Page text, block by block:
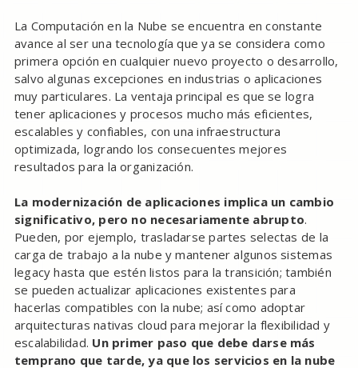
La Computación en la Nube se encuentra en constante
avance al ser una tecnología que ya se considera como
primera opción en cualquier nuevo proyecto o desarrollo,
salvo algunas excepciones en industrias o aplicaciones
muy particulares. La ventaja principal es que se logra
tener aplicaciones y procesos mucho más eficientes,
escalables y confiables, con una infraestructura
optimizada, logrando los consecuentes mejores
resultados para la organización.
La modernización de aplicaciones implica un cambio
significativo, pero no necesariamente abrupto.
Pueden, por ejemplo, trasladarse partes selectas de la
carga de trabajo a la nube y mantener algunos sistemas
legacy hasta que estén listos para la transición; también
se pueden actualizar aplicaciones existentes para
hacerlas compatibles con la nube; así como adoptar
arquitecturas nativas cloud para mejorar la flexibilidad y
escalabilidad. Un primer paso que debe darse más
temprano que tarde, ya que los servicios en la nube